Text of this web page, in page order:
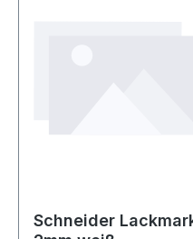
Schneider